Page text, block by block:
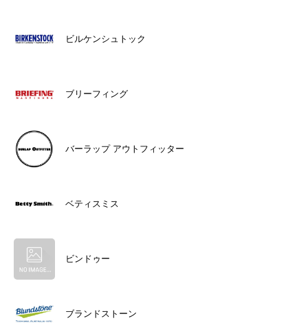
ビルケンシュトック
ブリーフィング
バーラップ アウトフィッター
ベティスミス
ビンドゥー
ブランドストーン